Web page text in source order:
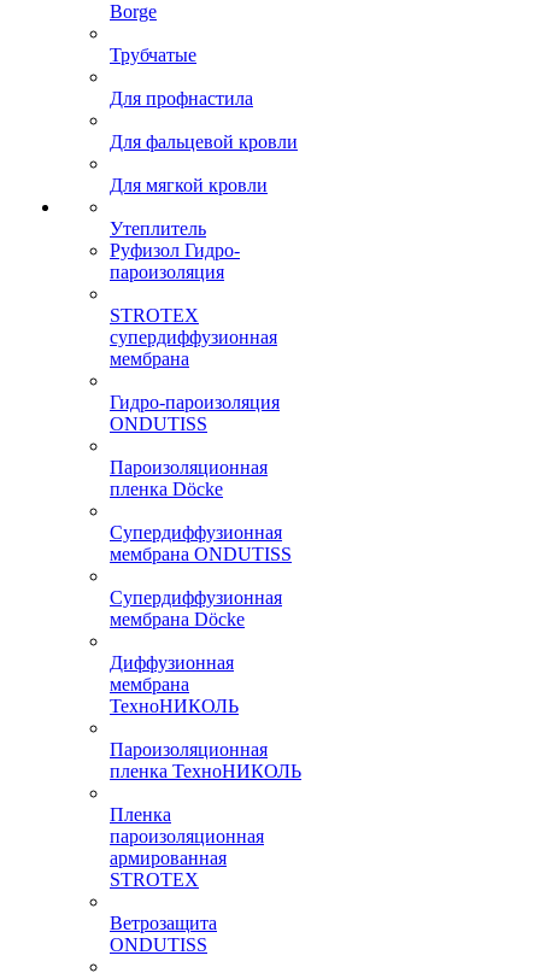
Borge
Трубчатые
Для профнастила
Для фальцевой кровли
Для мягкой кровли
Утеплитель
Руфизол Гидро-
пароизоляция
STROTEX
супердиффузионная
мембрана
Гидро-пароизоляция
ONDUTISS
Пароизоляционная
пленка Döcke
Супердиффузионная
мембрана ONDUTISS
Супердиффузионная
мембрана Döcke
Диффузионная
мембрана
ТехноНИКОЛЬ
Пароизоляционная
пленка ТехноНИКОЛЬ
Пленка
пароизоляционная
армированная
STROTEX
Ветрозащита
ONDUTISS